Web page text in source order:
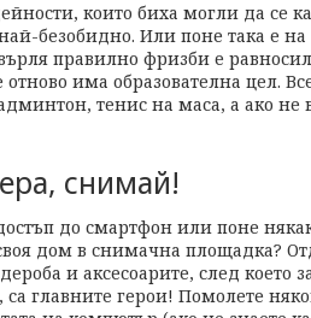
които биха могли да се
безобидно. Или поне така е
правилно фризби е
има образователна цел.
тенис на маса, а ако не
снимай!
до смартфон или поне
дом в снимачна площадка?
и аксесоарите, след което
са главните герои! Помолете